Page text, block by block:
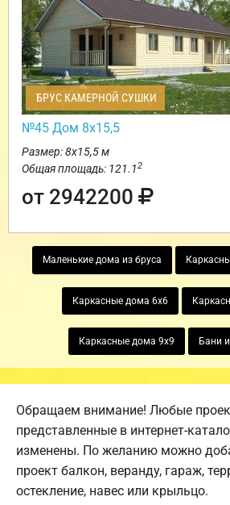
БРУС КАМЕРНОЙ СУШКИ
№45 Дом 8х15,5
Размер: 8х15,5 м
Общая площадь: 121.12
от 2942200
Маленькие дома из бруса
Каркасные дома 6х6
Каркасные дома 9х9 Бани
Обращаем внимание! Любые
представленные в интернет-
изменены. По желанию можно
проект балкон, веранду, гараж,
остекление, навес или крыльцо.